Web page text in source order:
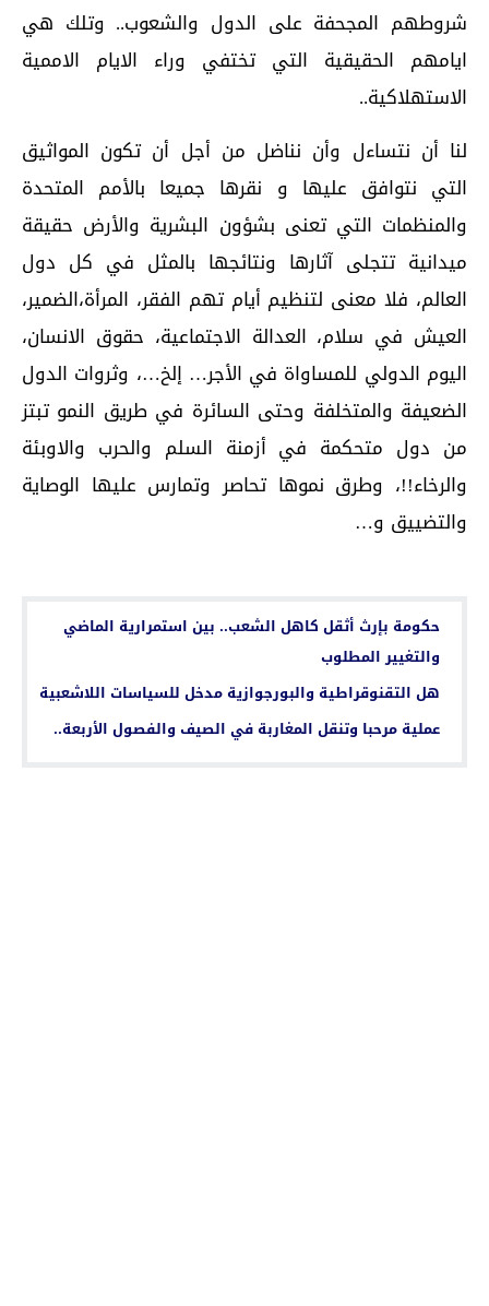
شروطهم المجحفة على الدول والشعوب.. وتلك هي
ايامهم الحقيقية التي تختفي وراء الايام الاممية
الاستهلاكية..
لنا أن نتساءل وأن نناضل من أجل أن تكون المواثيق
التي نتوافق عليها و نقرها جميعا بالأمم المتحدة
والمنظمات التي تعنى بشؤون البشرية والأرض حقيقة
ميدانية تتجلى آثارها ونتائجها بالمثل في كل دول
العالم، فلا معنى لتنظيم أيام تهم الفقر، المرأة،الضمير،
العيش في سلام، العدالة الاجتماعية، حقوق الانسان،
اليوم الدولي للمساواة في الأجر… إلخ…، وثروات الدول
الضعيفة والمتخلفة وحتى السائرة في طريق النمو تبتز
من دول متحكمة في أزمنة السلم والحرب والاوبئة
والرخاء!!، وطرق نموها تحاصر وتمارس عليها الوصاية
والتضييق و…
حكومة بإرث أثقل كاهل الشعب.. بين استمرارية الماضي
والتغيير المطلوب
هل التقنوقراطية والبورجوازية مدخل للسياسات اللاشعبية
عملية مرحبا وتنقل المغاربة في الصيف والفصول الأربعة..